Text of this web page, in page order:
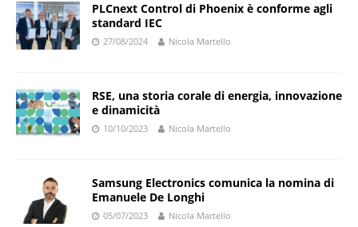
PLCnext Control di Phoenix è conforme agli
standard IEC
27/08/2024 Nicola Martello
RSE, una storia corale di energia, innovazione
e dinamicità
10/10/2023 Nicola Martello
Samsung Electronics comunica la nomina di
Emanuele De Longhi
05/07/2023 Nicola Martello